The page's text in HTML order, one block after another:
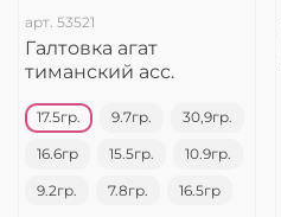
арт. 53521
Галтовка агат
тиманский асс.
17.5гр. 9.7гр. 30,9гр.
16.6гр 15.5гр. 10.9гр.
9.2гр. 7.8гр. 16.5гр